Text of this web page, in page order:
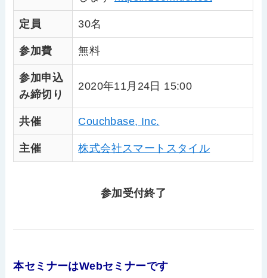
定員 30名
参加費 無料
参加申込
み締切り
2020年11月24日 15:00
共催 Couchbase, Inc.
主催 株式会社スマートスタイル
参加受付終了
本セミナーはWebセミナーです